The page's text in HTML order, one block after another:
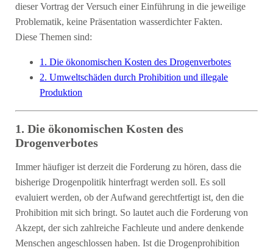
dieser Vortrag der Versuch einer Einführung in die jeweilige
Problematik, keine Präsentation wasserdichter Fakten.
Diese Themen sind:
1. Die ökonomischen Kosten des Drogenverbotes
2. Umweltschäden durch Prohibition und illegale
Produktion
1. Die ökonomischen Kosten des
Drogenverbotes
Immer häufiger ist derzeit die Forderung zu hören, dass die
bisherige Drogenpolitik hinterfragt werden soll. Es soll
evaluiert werden, ob der Aufwand gerechtfertigt ist, den die
Prohibition mit sich bringt. So lautet auch die Forderung von
Akzept, der sich zahlreiche Fachleute und andere denkende
Menschen angeschlossen haben. Ist die Drogenprohibition